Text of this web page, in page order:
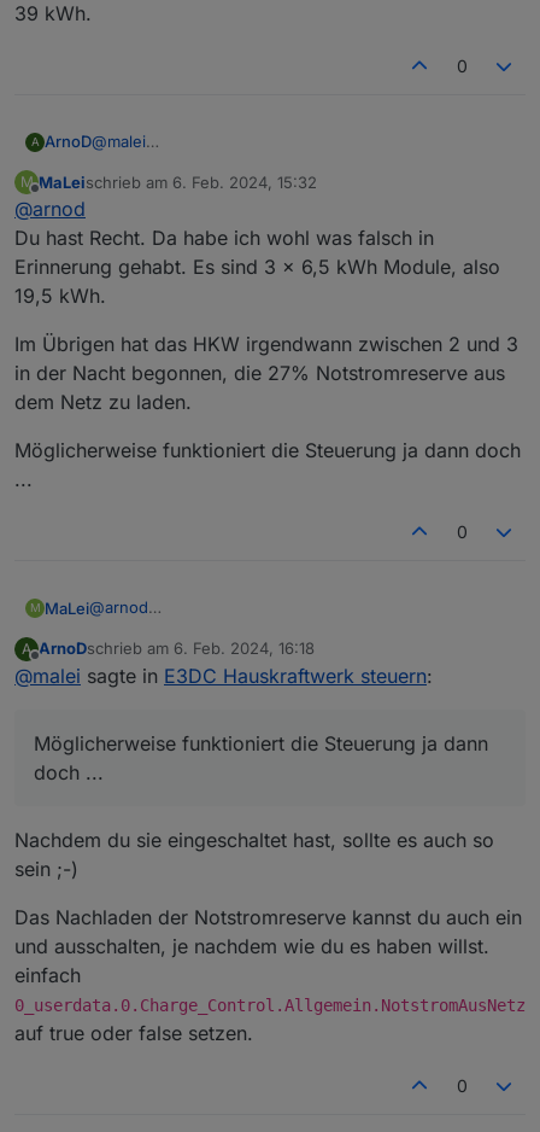
39 kWh.
0
A ArnoD@malei
Dachte die PRO Version hat nur 13, 19.5, 26, 32.5 und
M
Offline
MaLeischrieb am 6. Feb. 2024, 15:32
zuletzt editiert von
@arnod
Du hast Recht. Da habe ich wohl was falsch in
Erinnerung gehabt. Es sind 3 x 6,5 kWh Module, also
19,5 kWh.
Im Übrigen hat das HKW irgendwann zwischen 2 und 3
in der Nacht begonnen, die 27% Notstromreserve aus
dem Netz zu laden.
Möglicherweise funktioniert die Steuerung ja dann doch
...
0
M MaLei@arnod
Erinnerung gehabt. Es sind 3 x 6,5 kWh Module, also
19,5 kWh.
Im Übrigen hat das HKW irgendwann zwischen 2 und 3
in der Nacht begonnen, die 27% Notstromreserve aus
A
Offline
ArnoDschrieb am 6. Feb. 2024, 16:18
zuletzt editiert von
@malei sagte in E3DC Hauskraftwerk steuern:
Möglicherweise funktioniert die Steuerung ja dann
doch ...
Nachdem du sie eingeschaltet hast, sollte es auch so
sein ;-)
Das Nachladen der Notstromreserve kannst du auch ein
und ausschalten, je nachdem wie du es haben willst.
einfach
0_userdata.0.Charge_Control.Allgemein.NotstromAusNetz
auf true oder false setzen.
0